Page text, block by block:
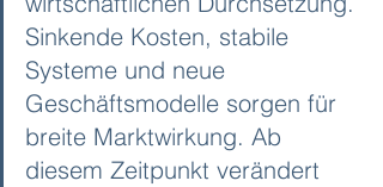
Sinkende Kosten, stabile
Systeme und neue
Geschäftsmodelle sorgen für
breite Marktwirkung. Ab
diesem Zeitpunkt verändert